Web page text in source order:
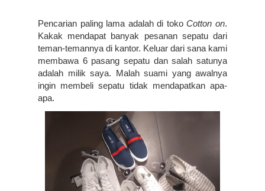
Pencarian paling lama adalah di toko Cotton on.
Kakak mendapat banyak pesanan sepatu dari
teman-temannya di kantor. Keluar dari sana kami
membawa 6 pasang sepatu dan salah satunya
adalah milik saya. Malah suami yang awalnya
ingin membeli sepatu tidak mendapatkan apa-
apa.